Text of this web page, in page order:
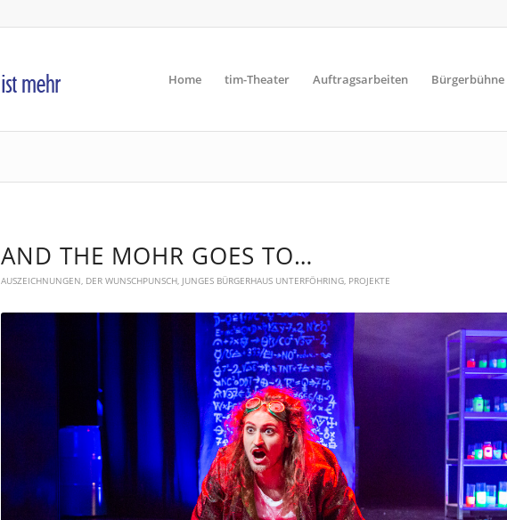
Home tim-Theater Auftragsarbeiten Bürgerbühne
AND THE MOHR GOES TO…
AUSZEICHNUNGEN, DER WUNSCHPUNSCH, JUNGES BÜRGERHAUS UNTERFÖHRING, PROJEKTE